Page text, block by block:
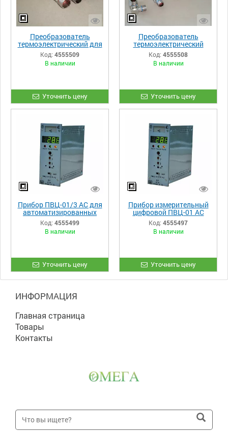
Преобразователь
термоэлектрический для
атомных электростанций
Код: 4555509
В наличии
Уточнить цену
Преобразователь
термоэлектрический
ПТК-01 АС
Код: 4555508
В наличии
Уточнить цену
Прибор ПВЦ-01/3 АС для
автоматизированных
системах управления
технологическими
процессами
Код: 4555499
В наличии
Уточнить цену
Прибор измерительный
цифровой ПВЦ-01 АС
Код: 4555497
В наличии
Уточнить цену
ИНФОРМАЦИЯ
Главная страница
Товары
Контакты